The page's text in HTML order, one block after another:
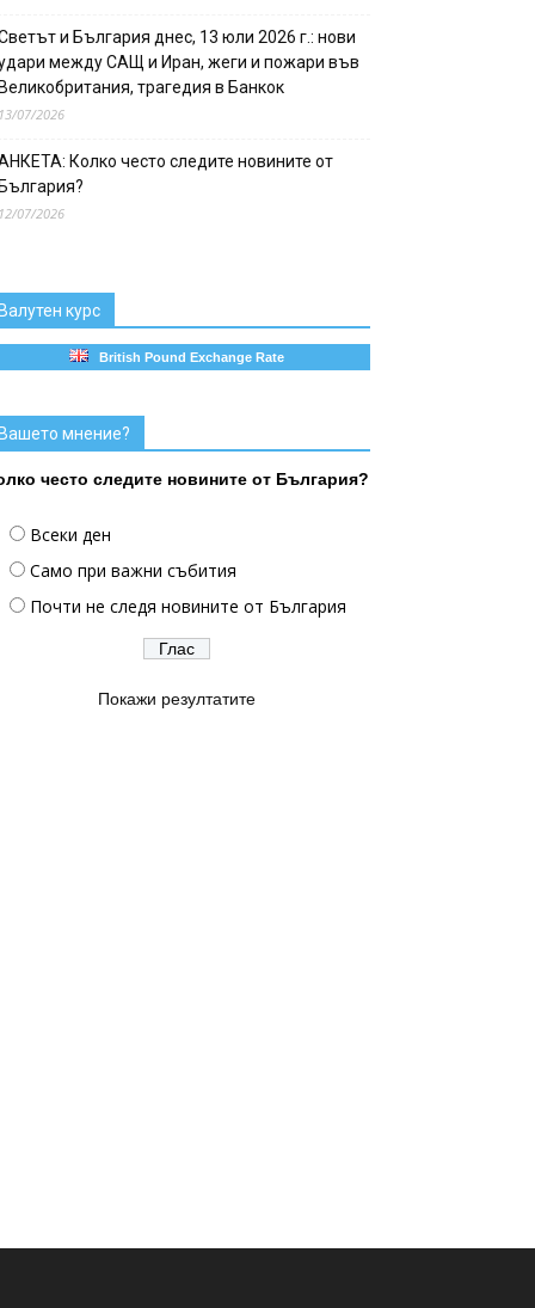
и България днес, 13 юли 2026 г.: нови
между САЩ и Иран, жеги и пожари във
трагедия в Банкок
07/2026
Колко често следите новините от
07/2026
курс
British Pound Exchange Rate
мнение?
често следите новините от България?
Всеки ден
Само при важни събития
Почти не следя новините от България
Покажи резултатите